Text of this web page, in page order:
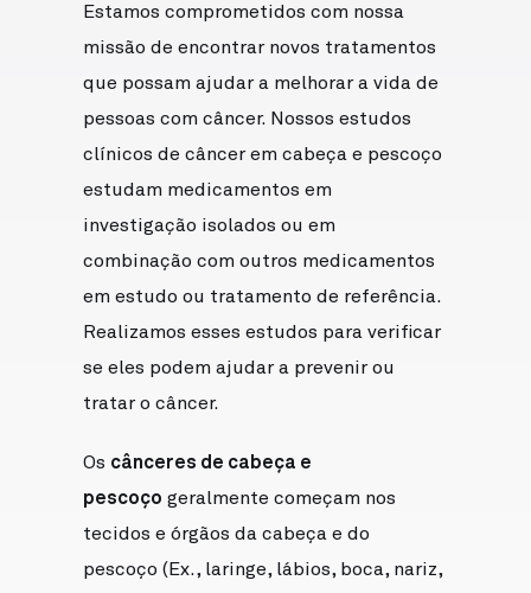
Estamos comprometidos com nossa
missão de encontrar novos tratamentos
que possam ajudar a melhorar a vida de
pessoas com câncer. Nossos estudos
clínicos de câncer em cabeça e pescoço
estudam medicamentos em
investigação isolados ou em
combinação com outros medicamentos
em estudo ou tratamento de referência.
Realizamos esses estudos para verificar
se eles podem ajudar a prevenir ou
tratar o câncer.
Os cânceres de cabeça e
pescoço geralmente começam nos
tecidos e órgãos da cabeça e do
pescoço (Ex., laringe, lábios, boca, nariz,